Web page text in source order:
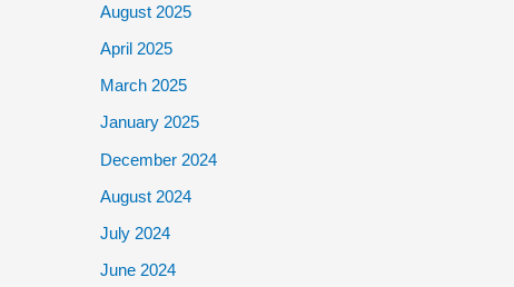
August 2025
April 2025
March 2025
January 2025
December 2024
August 2024
July 2024
June 2024